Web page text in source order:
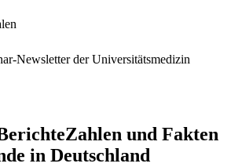
Newsletter der Universitätsmedizin
Zahlen und Fakten
in Deutschland